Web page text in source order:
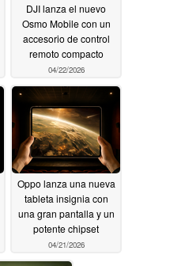
DJI lanza el nuevo
Osmo Mobile con un
accesorio de control
remoto compacto
04/22/2026
Oppo lanza una nueva
tableta insignia con
una gran pantalla y un
potente chipset
04/21/2026